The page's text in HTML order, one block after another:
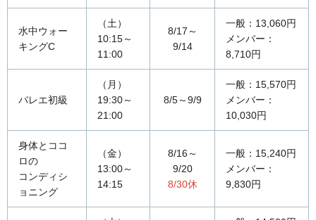
水中ウォー
キングC
（土）
10:15～
11:00
8/17～
9/14
一般：13,060円
メンバー：
8,710円
バレエ初級
（月）
19:30～
21:00
8/5～9/9
一般：15,570円
メンバー：
10,030円
身体とココ
ロの
コンディシ
ョニング
（金）
13:00～
14:15
8/16～
9/20
8/30休
一般：15,240円
メンバー：
9,830円